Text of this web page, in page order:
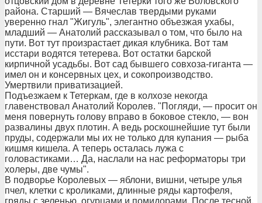
района. Старший — Вячеслав твердыми руками
уверенно гнал "Жигуль", элегантно объезжая ухабы,
младший — Анатолий рассказывал о том, что было на
пути. Вот тут произрастает дикая клубника. Вот там
исстари водятся тетерева. Вот остатки барской
кирпичной усадьбы. Вот сад бывшего совхоза-гиганта —
имел он и консервных цех, и сокопроизводство.
Умертвили приватизацией.
Подъезжаем к Тетеркам, где в колхозе некогда
главенствовал Анатолий Королев. "Погляди, — просит он
меня повернуть голову вправо в боковое стекло, — вон
развалины двух плотин. А ведь роскошнейшие тут были
пруды, содержали мы их не только для купания — рыба
кишмя кишела. А теперь осталась лужа с
головастиками… Да, наслали на нас реформаторы три
холеры, две чумы".
В подворье Королевых — яблони, вишни, четыре улья
пчел, клетки с кроликами, длинные ряды картофеля,
гряды с зеленью, огурцами и помидорами. После тесной,